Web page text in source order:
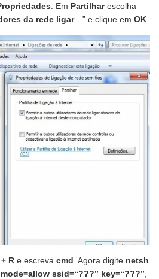
. Em Partilharescolha
da rede ligar…” e clique em OK
R e escreva cmd . Agora digite netsh
ssid=“???” key=“???”